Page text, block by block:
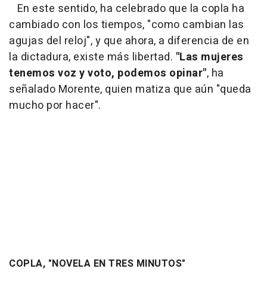
En este sentido, ha celebrado que la copla ha
cambiado con los tiempos, "como cambian las
agujas del reloj", y que ahora, a diferencia de en
la dictadura, existe más libertad. "Las mujeres
tenemos voz y voto, podemos opinar", ha
señalado Morente, quien matiza que aún "queda
mucho por hacer".
COPLA, "NOVELA EN TRES MINUTOS"